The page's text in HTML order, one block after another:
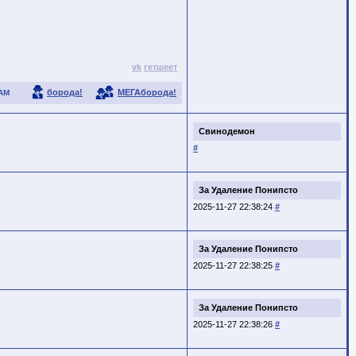
vk гетшеет
борода! МЕГАборода!
Свинодемон
#
За Удаление Понипсто
2025-11-27 22:38:24 #
За Удаление Понипсто
2025-11-27 22:38:25 #
За Удаление Понипсто
2025-11-27 22:38:26 #